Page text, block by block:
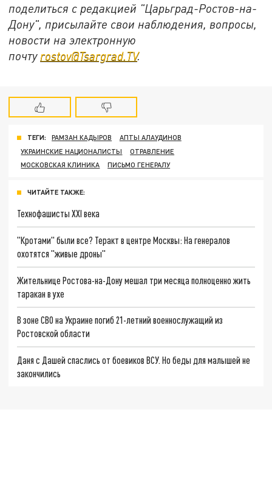
поделиться с редакцией "Царьград-Ростов-на-
Дону", присылайте свои наблюдения, вопросы,
новости на электронную
почту rostov@Tsargrad.ТV.
ТЕГИ: РАМЗАН КАДЫРОВ
АПТЫ АЛАУДИНОВ
УКРАИНСКИЕ НАЦИОНАЛИСТЫ
ОТРАВЛЕНИЕ
МОСКОВСКАЯ КЛИНИКА
ПИСЬМО ГЕНЕРАЛУ
ЧИТАЙТЕ ТАКЖЕ:
Технофашисты XXI века
"Кротами" были все? Теракт в центре Москвы: На генералов
охотятся "живые дроны"
Жительнице Ростова-на-Дону мешал три месяца полноценно жить
таракан в ухе
В зоне СВО на Украине погиб 21-летний военнослужащий из
Ростовской области
Даня с Дашей спаслись от боевиков ВСУ. Но беды для малышей не
закончились